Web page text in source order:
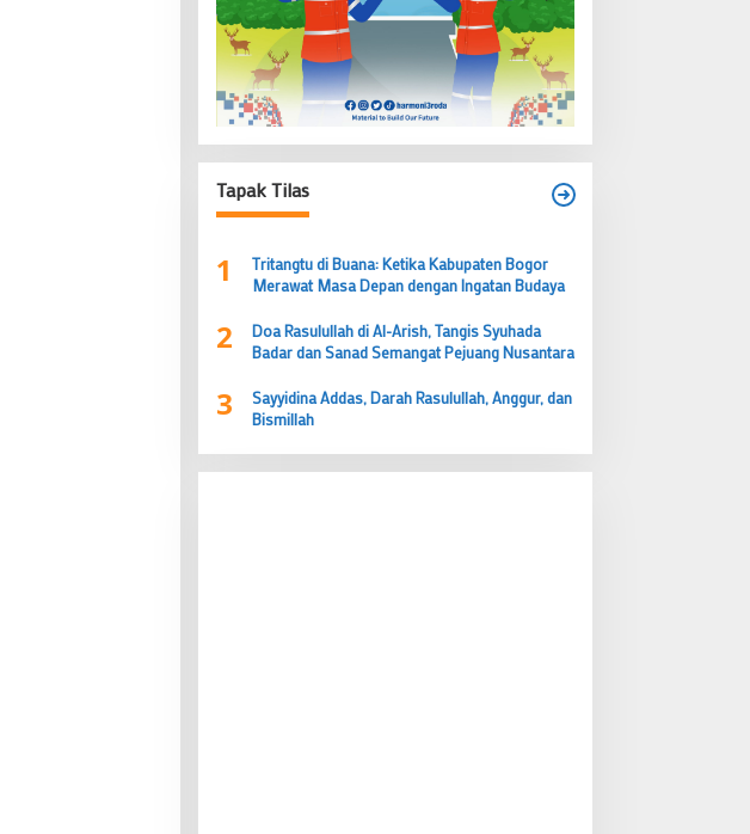
Tapak Tilas
1
Tritangtu di Buana: Ketika Kabupaten Bogor
Merawat Masa Depan dengan Ingatan Budaya
2
Doa Rasulullah di Al-Arish, Tangis Syuhada
Badar dan Sanad Semangat Pejuang Nusantara
3
Sayyidina Addas, Darah Rasulullah, Anggur, dan
Bismillah